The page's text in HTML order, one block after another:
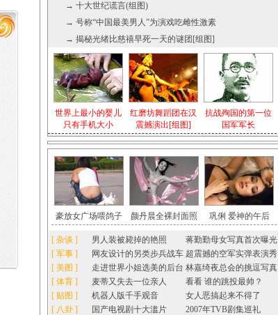
→ 十大世纪谎言(组图)
→ 号称“中国最美男人”为演戏吃雌性激素
→ 揭秘光绪比慈禧早死一天的谜团[组图]
世界上最小的婴儿
只有手机大小
红磨坊舞蹈团在汉
震撼演出[组图]
抗战殉国的第一位
国军军长
豪放女广场喂鸽子 颜丹晨全裸封面照 巩俐 爱神的午后
[ 杂谈 ]
[ 军事 ]
[ 美图 ]
[ 体育 ]
[ 贴图 ]
[ 八卦 ]
男人装被毙掉的艳照
蒋勤勤母女写真首次曝光
网友设计的另类步兵战车 超震撼的空军实弹表演秀
走进世界小姐选美的后台 林嘉绮夜总会的挑逗写真
麦蒂又失去一位亲人
看看 谁的跳投最帅？
机器人版千手观音
女人恶搞起来不得了
国产电视剧十大滥片
2007年TVB剧集巡礼